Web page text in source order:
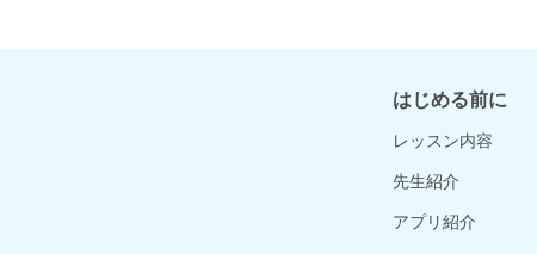
はじめる前に
レッスン内容
先生紹介
アプリ紹介